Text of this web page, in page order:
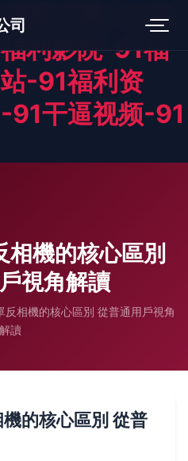
福利下载-91福
利影院-91福
-91福利资
91干逼视频-91
司
機的核心區別
視角解讀
反相機的核心區別 從普通用戶視角
解讀
的核心區別 從普